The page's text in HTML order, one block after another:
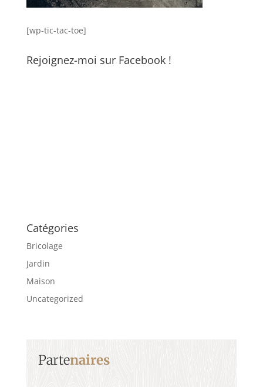
[wp-tic-tac-toe]
Rejoignez-moi sur Facebook !
Catégories
Bricolage
Jardin
Maison
Uncategorized
Partenaires